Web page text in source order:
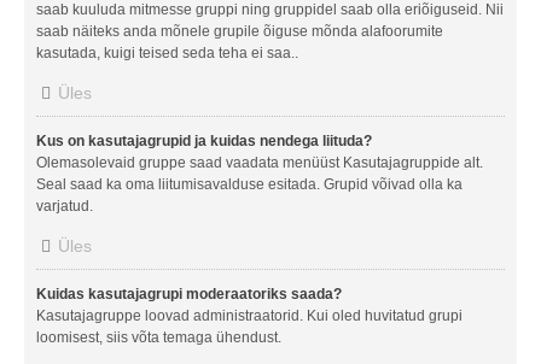
saab kuuluda mitmesse gruppi ning gruppidel saab olla eriõiguseid. Nii
saab näiteks anda mõnele grupile õiguse mõnda alafoorumite
kasutada, kuigi teised seda teha ei saa..
Üles
Kus on kasutajagrupid ja kuidas nendega liituda?
Olemasolevaid gruppe saad vaadata menüüst Kasutajagruppide alt.
Seal saad ka oma liitumisavalduse esitada. Grupid võivad olla ka
varjatud.
Üles
Kuidas kasutajagrupi moderaatoriks saada?
Kasutajagruppe loovad administraatorid. Kui oled huvitatud grupi
loomisest, siis võta temaga ühendust.